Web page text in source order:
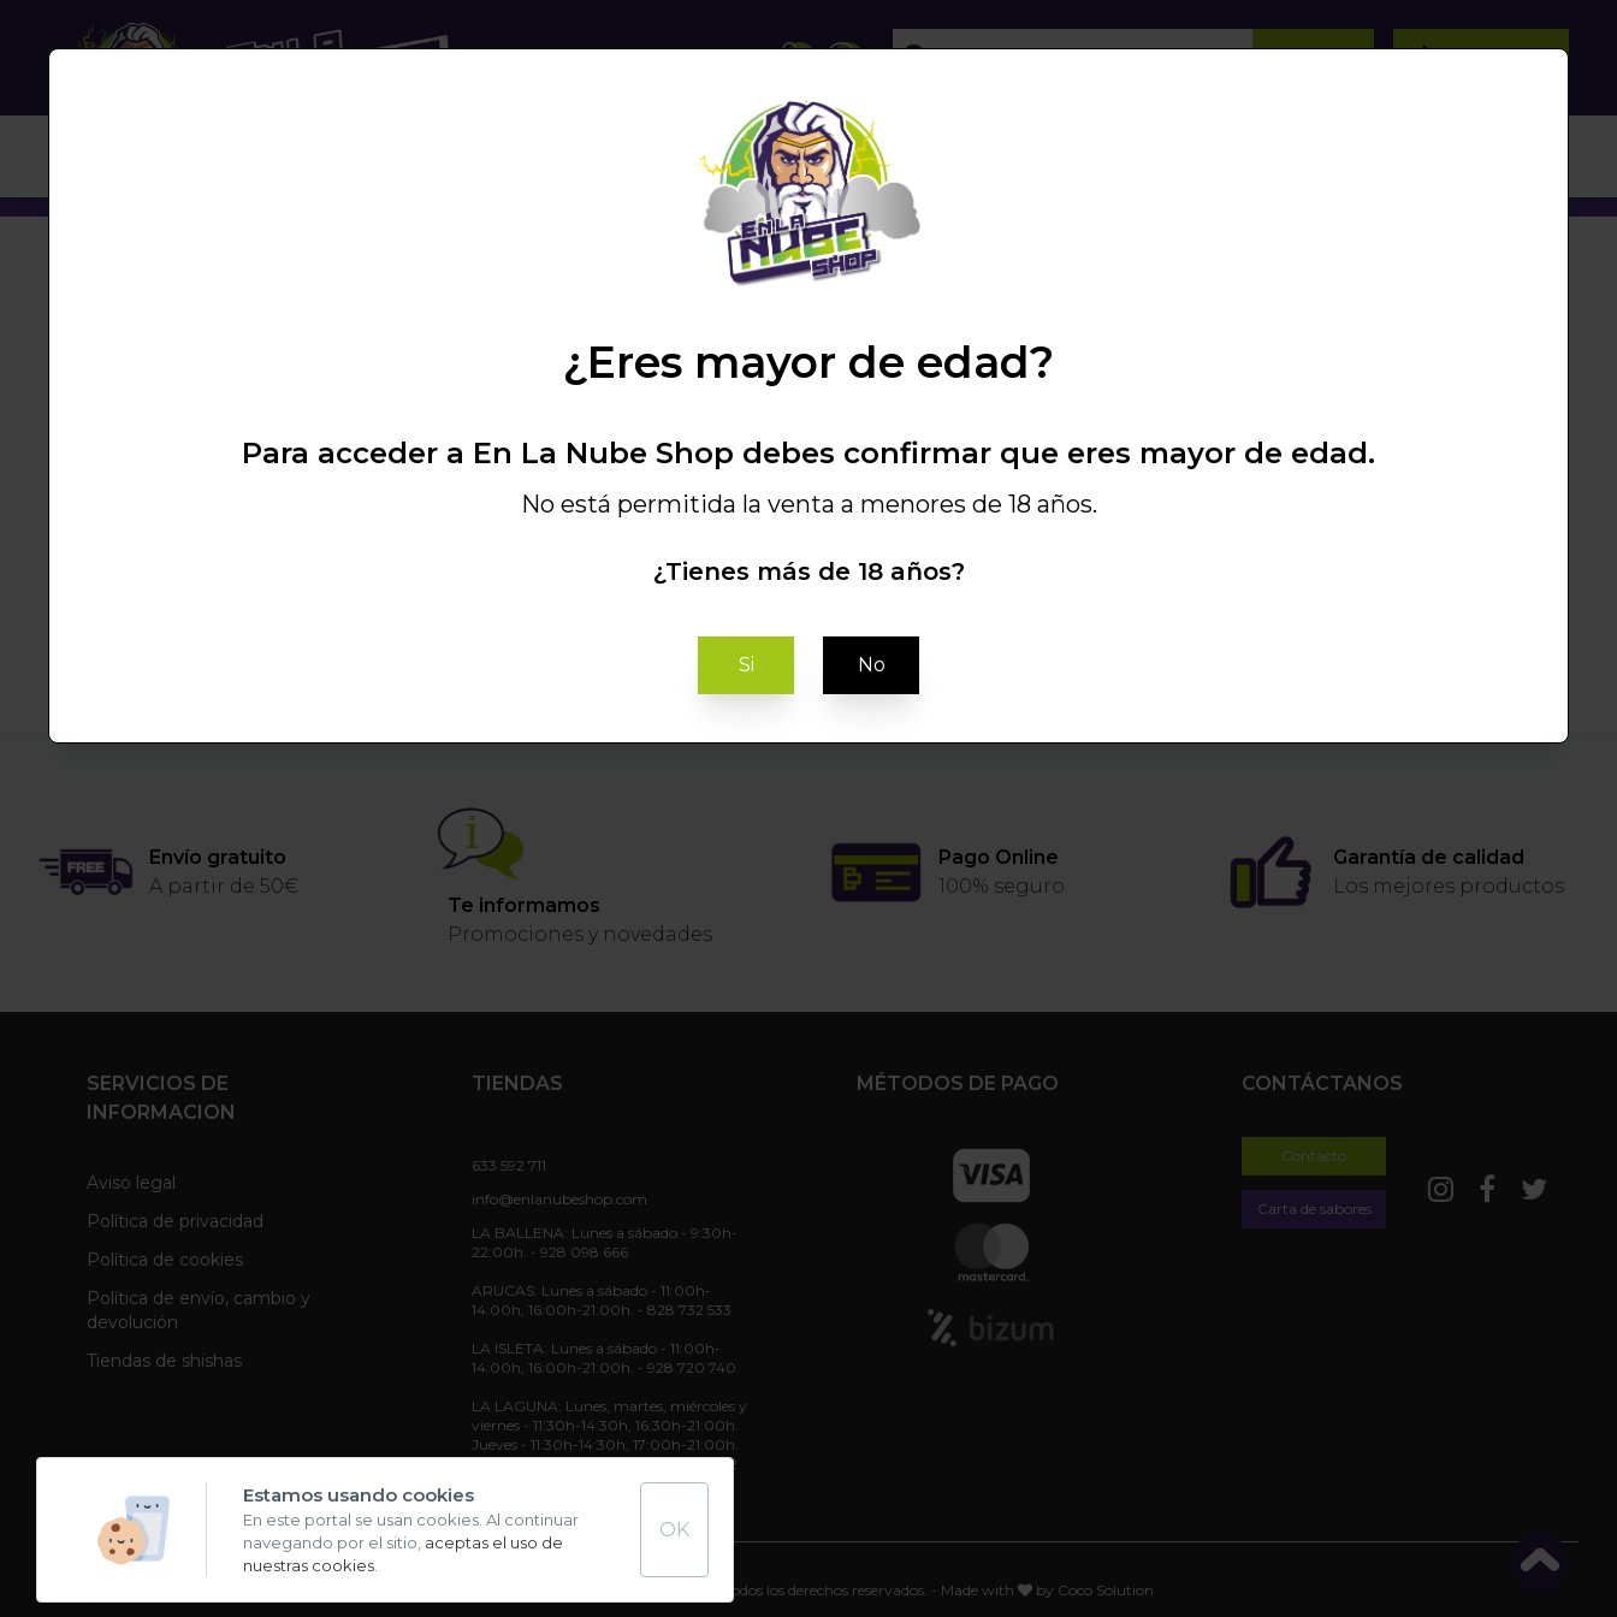
BUSCAR
SHISHA VAPEO
No se encuentran productos en la marca seleccionada
Envío gratuito
A partir de 50€
Te informamos
Promociones y novedades
Pago Online
100% seguro
Garantía de calidad
Los mejores productos
SERVICIOS DE
INFORMACION
Aviso legal
Política de privacidad
Política de cookies
Política de envío, cambio y
devolución
Tiendas de shishas
TIENDAS
633 592 711
info@enlanubeshop.com
LA BALLENA: Lunes a sábado - 9:30h-
22:00h. - 928 098 666
ARUCAS: Lunes a sábado - 11:00h-
14:00h, 16:00h-21:00h. - 828 732 533
LA ISLETA: Lunes a sábado - 11:00h-
14:00h, 16:00h-21:00h. - 928 720 740
LA LAGUNA: Lunes, martes, miércoles y
viernes - 11:30h-14:30h, 16:30h-21:00h.
Jueves - 11:30h-14:30h, 17:00h-21:00h.
Sábado - 11:30h-14:30h. - 822 70 36 52
MÉTODOS DE PAGO CONTÁCTANOS
Contacto
Carta de sabores
Copyright © En La Nube Shop, 2021. Todos los derechos reservados. - Made with by Coco Solution
¿Eres mayor de edad?
Para acceder a En La Nube Shop debes confirmar que eres mayor de edad.
No está permitida la venta a menores de 18 años.
¿Tienes más de 18 años?
Si No
Estamos usando cookies
En este portal se usan cookies. Al continuar
navegando por el sitio, aceptas el uso de
nuestras cookies
OK